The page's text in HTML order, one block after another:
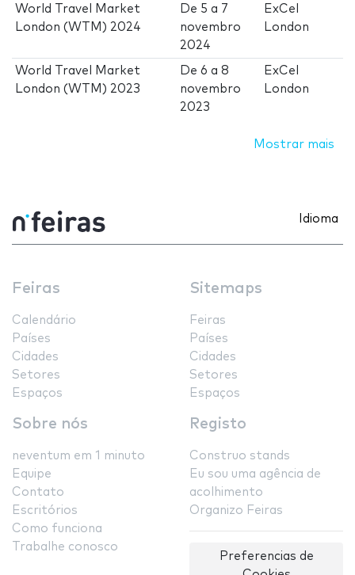
World Travel Market
London (WTM) 2024
De 5 a 7
novembro
2024
ExCel
London
World Travel Market
London (WTM) 2023
De6 a8
novembro
2023
ExCel
London
Mostrar mais
Idioma
Feiras
Calendário
Países
Cidades
Setores
Espaços
Sitemaps
Feiras
Países
Cidades
Setores
Espaços
Sobre nós
neventum em 1 minuto
Equipe
Contato
Escritórios
Como funciona
Trabalhe conosco
Registo
Construo stands
Eu sou uma agência de
acolhimento
Organizo Feiras
Preferencias de